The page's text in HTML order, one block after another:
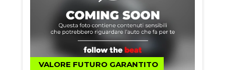
VALORE FUTURO GARANTITO